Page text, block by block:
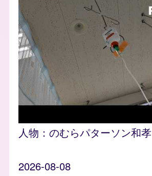
人物： のむらパターソン和孝
2026-08-08